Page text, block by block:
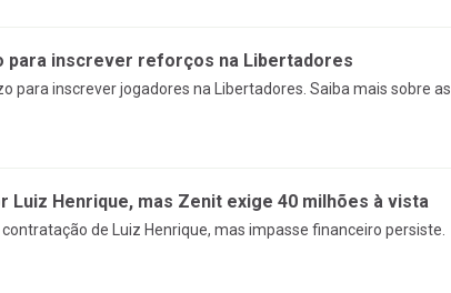
para inscrever reforços na Libertadores
para inscrever jogadores na Libertadores. Saiba mais sobre as
Luiz Henrique, mas Zenit exige 40 milhões à vista
de Luiz Henrique, mas impasse financeiro persiste.